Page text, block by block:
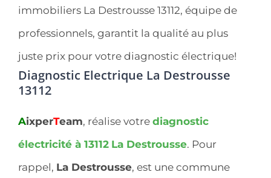
immobiliers La Destrousse 13112, équipe de
professionnels, garantit la qualité au plus
juste prix pour votre diagnostic électrique!
Diagnostic Electrique La Destrousse
13112
AixperTeam, réalise votre diagnostic
électricité à 13112 La Destrousse. Pour
rappel, La Destrousse, est une commune